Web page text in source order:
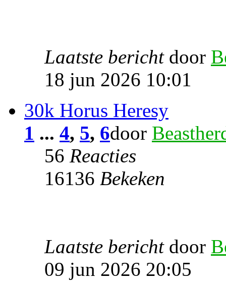
Laatste bericht door
18 jun 2026 10:01
30k Horus Heresy
1 ... 4, 5, 6door
56 Reacties
16136 Bekeken
Laatste bericht door
09 jun 2026 20:05